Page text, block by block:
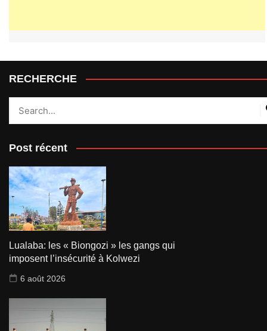
RECHERCHE
Post récent
Lualaba: les « Biongozi » les gangs qui
imposent l’insécurité à Kolwezi
6 août 2026